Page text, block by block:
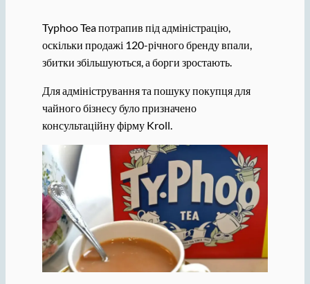
Typhoo Tea потрапив під адміністрацію,
оскільки продажі 120-річного бренду впали,
збитки збільшуються, а борги зростають.
Для адміністрування та пошуку покупця для
чайного бізнесу було призначено
консультаційну фірму Kroll.